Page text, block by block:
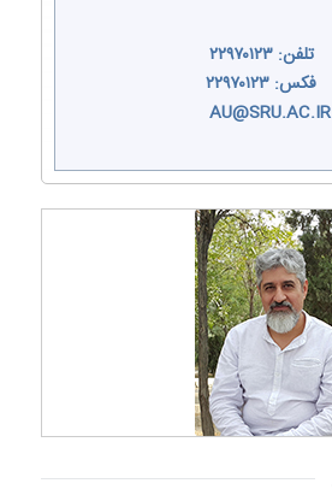
تلفن: ۲۲۹۷۰۱۲۳
فکس: ۲۲۹۷۰۱۲۳
AU@SRU.AC.IR